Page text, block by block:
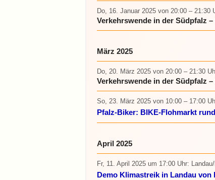
Do, 16. Januar 2025 von 20:00 – 21:30
Verkehrswende in der Südpfalz
März 2025
Do, 20. März 2025 von 20:00 – 21:30
Verkehrswende in der Südpfalz
So, 23. März 2025 von 10:00 – 17:00
Pfalz-Biker: BIKE-Flohmarkt
April 2025
Fr, 11. April 2025 um 17:00 Uhr:
Demo Klimastreik in Landau